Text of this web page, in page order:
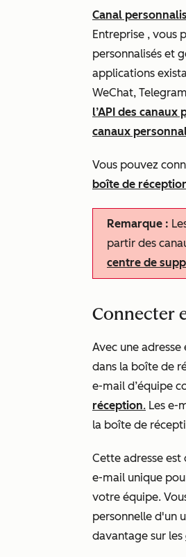
Canal
Entreprise , vous
personnalisés et
applications
WeChat,
l’API des canaux
canaux
Vous pouvez
boîte de
Remarque :
partir des
centre de
Connecter
Avec une
dans la boîte de
e-mail d’équipe
réception. Les e-
la boîte de
Cette adresse est
e-mail unique
votre équipe.
personnelle d'un
davantage sur les